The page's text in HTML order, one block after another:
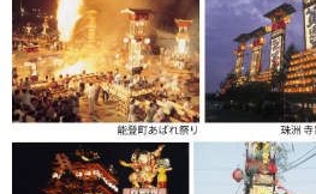
メイド前掛け」
お客様お一人おひとりのご要望に寄り
す。
特別な日だからこそ、最高の一枚を。
当店では、熟練の職人が一点一点、魂
製作いたします。